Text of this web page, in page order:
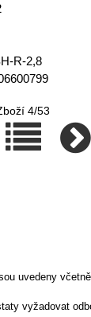
R-2,8
4/53
uvedeny
vyžadovat